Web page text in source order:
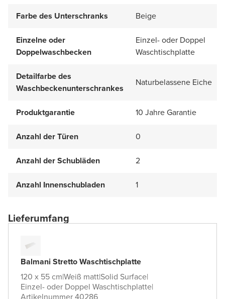
Farbe des Unterschranks
Beige
Einzelne oder
Doppelwaschbecken
Einzel- oder Doppel
Waschtischplatte
Detailfarbe des
Waschbeckenunterschrankes
Naturbelassene Eiche
Produktgarantie 10 Jahre Garantie
Anzahl der Türen 0
Anzahl der Schubläden 2
Anzahl Innenschubladen 1
Lieferumfang
Balmani Stretto Waschtischplatte
120 x 55 cm|Weiß matt|Solid Surface|
Einzel- oder Doppel Waschtischplatte|
Artikelnummer 40286